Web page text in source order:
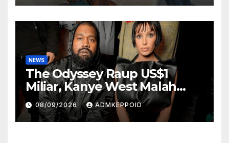
NEWS
The Odyssey Raup US$1
Miliar, Kanye West Malah
Hadapi Gugatan Rp1,9 Triliun
08/09/2026 ADMKEPPOID